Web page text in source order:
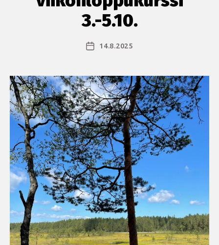
3.-5.10.
Julkaisupäivämäärä
14.8.2025